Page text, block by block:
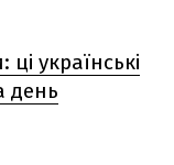
ці українські
день